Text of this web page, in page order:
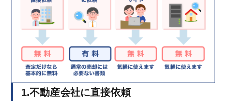
1.不動産会社に直接依頼